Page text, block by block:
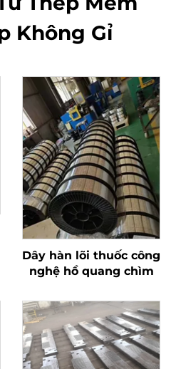
Không Gỉ
Dây hàn lõi thuốc công
nghệ hồ quang chìm